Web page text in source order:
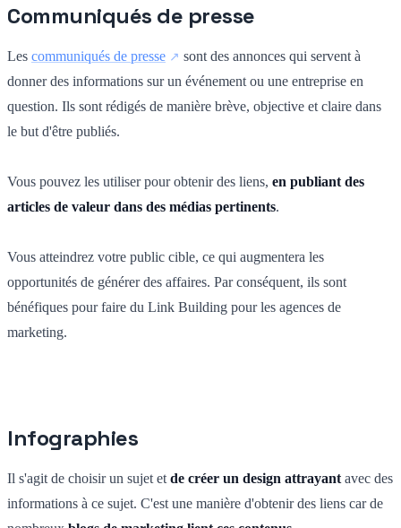
Communiqués de presse
Les communiqués de presse
sont des annonces qui servent à
donner des informations sur un événement ou une entreprise en
question. Ils sont rédigés de manière brève, objective et claire dans
le but d'être publiés.
Vous pouvez les utiliser pour obtenir des liens, en publiant des
articles de valeur dans des médias pertinents.
Vous atteindrez votre public cible, ce qui augmentera les
opportunités de générer des affaires. Par conséquent, ils sont
bénéfiques pour faire du Link Building pour les agences de
marketing.
Infographies
Il s'agit de choisir un sujet et de créer un design attrayant avec des
informations à ce sujet. C'est une manière d'obtenir des liens car de